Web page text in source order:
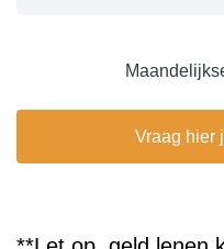
Vraag hier